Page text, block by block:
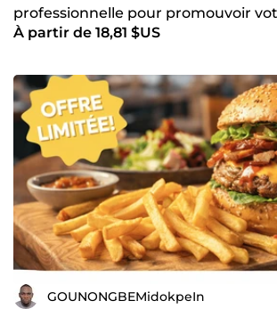
professionnelle pour promouvoir
restaurant
À partir de 18,81 $US
GOUNONGBEMidokpeIn